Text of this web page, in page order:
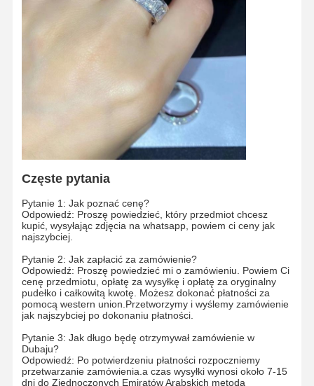
Produkty
Kontrola
Skontaktuj
Się Z Nami
Pierścienie diamentowe 18K
Złota bransoletka 18KT
Naszyjnik 18K
18K złoty bransoletki
Diamentowa bransoletka z zegarkiem
Częste pytania
Pytanie 1: Jak poznać cenę?
Odpowiedź: Proszę powiedzieć, który przedmiot chcesz
kupić, wysyłając zdjęcia na whatsapp, powiem ci ceny jak
najszybciej.
Pytanie 2: Jak zapłacić za zamówienie?
Odpowiedź: Proszę powiedzieć mi o zamówieniu. Powiem Ci
cenę przedmiotu, opłatę za wysyłkę i opłatę za oryginalny
pudełko i całkowitą kwotę. Możesz dokonać płatności za
pomocą western union.Przetworzymy i wyślemy zamówienie
jak najszybciej po dokonaniu płatności.
Pytanie 3: Jak długo będę otrzymywał zamówienie w
Dubaju?
Odpowiedź: Po potwierdzeniu płatności rozpoczniemy
przetwarzanie zamówienia.a czas wysyłki wynosi około 7-15
dni do Zjednoczonych Emiratów Arabskich metodą